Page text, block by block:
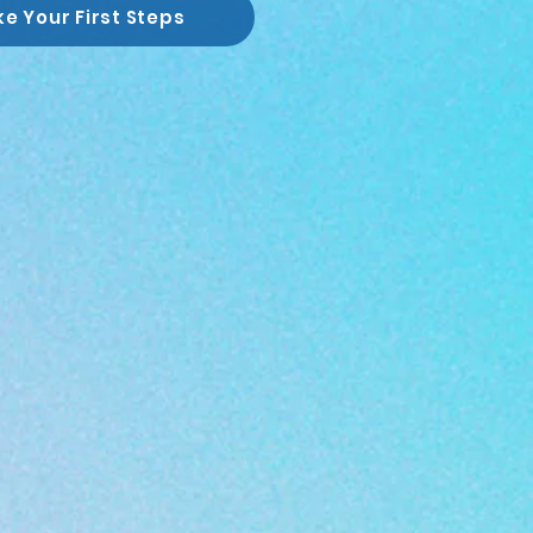
Your First Steps